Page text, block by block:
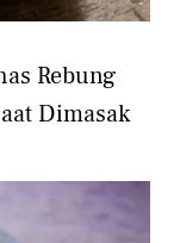
Rebung
Dimasak